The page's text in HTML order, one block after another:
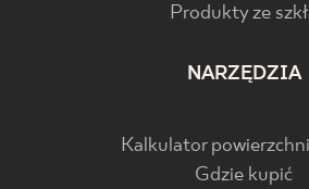
Produkty ze
NARZĘDZIA
Kalkulator
Gdzie kupić